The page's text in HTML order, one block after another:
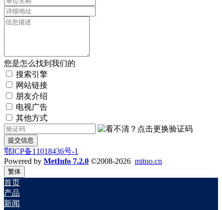
您是怎么找到我们的
搜索引擎
网站链接
朋友介绍
电视广告
其他方式
提交信息
鄂ICP备11018436号-1
Powered by MetInfo 7.2.0 ©2008-2026 mituo.cn
繁体
首页
产品
新闻